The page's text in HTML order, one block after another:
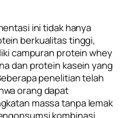
ini tidak hanya
berkualitas tinggi,
campuran proteinwhey
dan protein kasein yang
penelitian telah
orang dapat
massa tanpa lemak